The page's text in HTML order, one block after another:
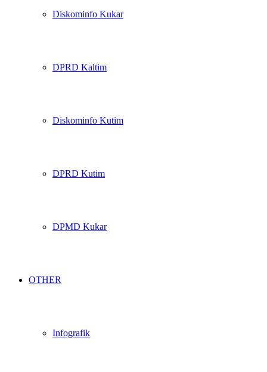
Diskominfo Kukar
DPRD Kaltim
Diskominfo Kutim
DPRD Kutim
DPMD Kukar
OTHER
Infografik